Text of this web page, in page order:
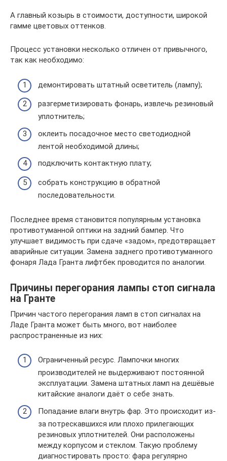
А главный козырь в стоимости, доступности, широкой
гамме цветовых оттенков.
Процесс установки несколько отличен от привычного,
так как необходимо:
демонтировать штатный осветитель (лампу);
разгерметизировать фонарь, извлечь резиновый
уплотнитель;
оклеить посадочное место светодиодной
лентой необходимой длины;
подключить контактную плату;
собрать конструкцию в обратной
последовательности.
Последнее время становится популярным установка
противотуманной оптики на задний бампер. Что
улучшает видимость при сдаче «задом», предотвращает
аварийные ситуации. Замена заднего противотуманного
фонаря Лада Гранта лифтбек проводится по аналогии.
Причины перегорания лампы стоп сигнала
на Гранте
Причин частого перегорания ламп в стоп сигналах на
Ладе Гранта может быть много, вот наиболее
распространенные из них:
Ограниченный ресурс. Лампочки многих
производителей не выдерживают постоянной
эксплуатации. Замена штатных ламп на дешёвые
китайские аналоги даёт о себе знать.
Попадание влаги внутрь фар. Это происходит из-
за потрескавшихся или плохо прилегающих
резиновых уплотнителей. Они расположены
между корпусом и стеклом. Такую проблему
диагностировать просто: фара регулярно